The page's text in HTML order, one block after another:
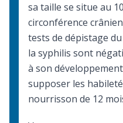
sa taille se situe au
circonférence
tests de dépistage
la syphilis sont
à son
supposer les
nourrisson de 12